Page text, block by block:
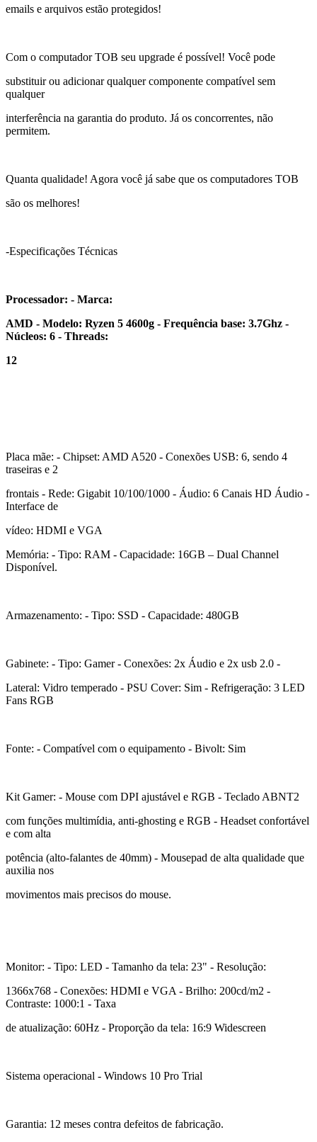
emails e arquivos estão protegidos!
Com o computador TOB seu upgrade é possível! Você pode
substituir ou adicionar qualquer componente compatível sem
qualquer
interferência na garantia do produto. Já os concorrentes, não
permitem.
Quanta qualidade! Agora você já sabe que os computadores TOB
são os melhores!
-Especificações Técnicas
Processador: - Marca:
AMD - Modelo: Ryzen 5 4600g - Frequência base: 3.7Ghz -
Núcleos: 6 - Threads:
12
Placa mãe: - Chipset: AMD A520 - Conexões USB: 6, sendo 4
traseiras e 2
frontais - Rede: Gigabit 10/100/1000 - Áudio: 6 Canais HD Áudio -
Interface de
vídeo: HDMI e VGA
Memória: - Tipo: RAM - Capacidade: 16GB – Dual Channel
Disponível.
Armazenamento: - Tipo: SSD - Capacidade: 480GB
Gabinete: - Tipo: Gamer - Conexões: 2x Áudio e 2x usb 2.0 -
Lateral: Vidro temperado - PSU Cover: Sim - Refrigeração: 3 LED
Fans RGB
Fonte: - Compatível com o equipamento - Bivolt: Sim
Kit Gamer: - Mouse com DPI ajustável e RGB - Teclado ABNT2
com funções multimídia, anti-ghosting e RGB - Headset confortável
e com alta
potência (alto-falantes de 40mm) - Mousepad de alta qualidade que
auxilia nos
movimentos mais precisos do mouse.
Monitor: - Tipo: LED - Tamanho da tela: 23" - Resolução:
1366x768 - Conexões: HDMI e VGA - Brilho: 200cd/m2 -
Contraste: 1000:1 - Taxa
de atualização: 60Hz - Proporção da tela: 16:9 Widescreen
Sistema operacional - Windows 10 Pro Trial
Garantia: 12 meses contra defeitos de fabricação.